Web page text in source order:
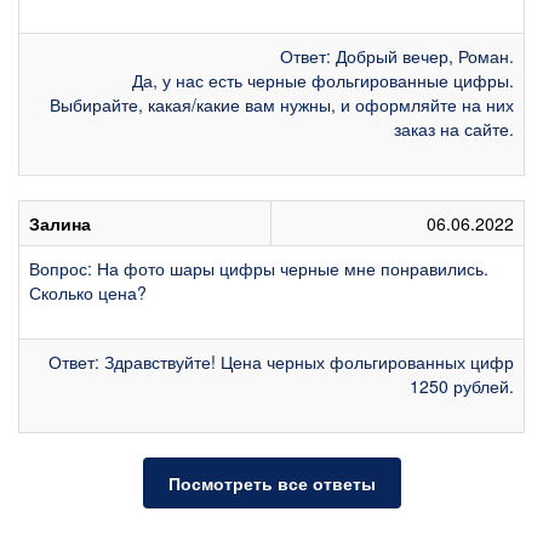
Ответ: Добрый вечер, Роман.
Да, у нас есть черные фольгированные цифры.
Выбирайте, какая/какие вам нужны, и оформляйте на них
заказ на сайте.
Залина
06.06.2022
Вопрос: На фото шары цифры черные мне понравились.
Сколько цена?
Ответ: Здравствуйте! Цена черных фольгированных цифр
1250 рублей.
Посмотреть все ответы